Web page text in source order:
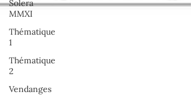
Solera
MMXI
Thématique
1
Thématique
2
Vendanges